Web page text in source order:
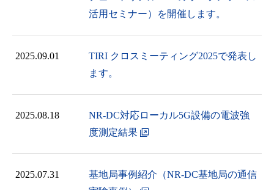
活用セミナー）を開催します。
2025.09.01
TIRI クロスミーティング2025で発表し
ます。
2025.08.18
NR-DC対応ローカル5G設備の電波強
度測定結果
2025.07.31
基地局事例紹介（NR-DC基地局の通信